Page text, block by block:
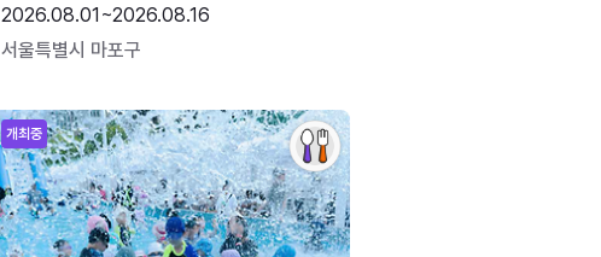
2026.08.01~2026.08.16
서울특별시 마포구
개최중